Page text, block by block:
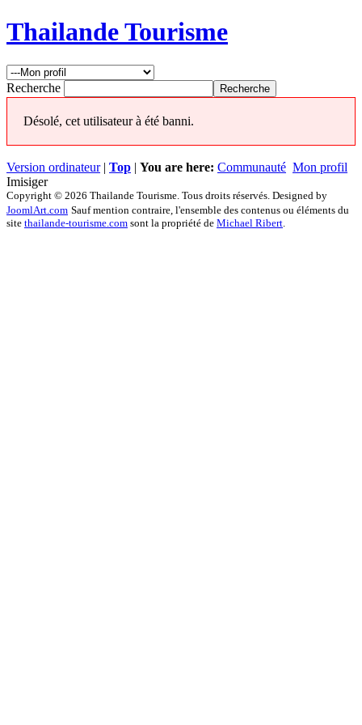
Thailande Tourisme
Recherche
Désolé, cet utilisateur à été banni.
Version ordinateur| Top | You are here: Communauté Mon profil
Imisiger
Copyright © 2026 Thailande Tourisme. Tous droits réservés. Designed by
JoomlArt.com Sauf mention contraire, l'ensemble des contenus ou éléments du
site thailande-tourisme.com sont la propriété de Michael Ribert